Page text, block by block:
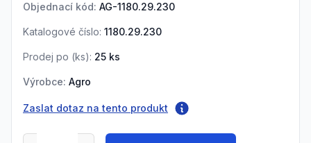
Objednací kód: AG-1180.29.230
Katalogové číslo: 1180.29.230
Prodej po (ks): 25 ks
Výrobce: Agro
Zaslat dotaz na tento produkt